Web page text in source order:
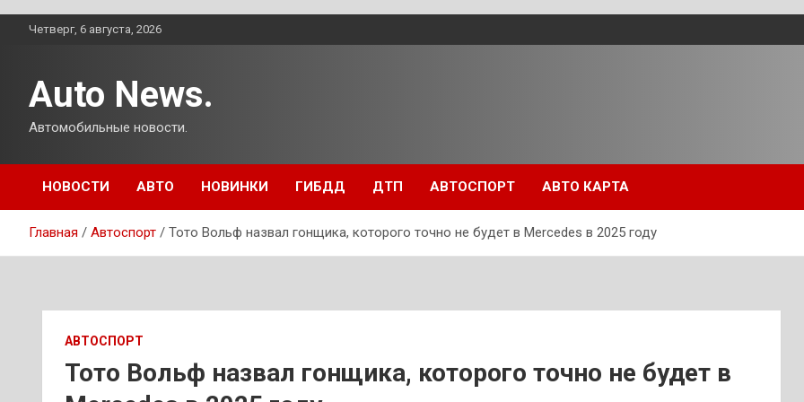
ПерейтиЧетверг, 6 августа, 2026
Auto News.
Автомобильные новости.
НОВОСТИ АВТО НОВИНКИ ГИБДД ДТП АВТОСПОРТ АВТО КАРТА
Главная Автоспорт Тото Вольф назвал гонщика, которого точно не будет в Mercedes в 2025 году
АВТОСПОРТ
Тото Вольф назвал гонщика, которого точно не будет в